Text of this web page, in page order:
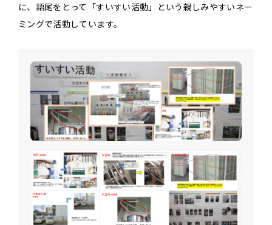
に、語尾をとって「すいすい活動」という親しみやすいネー
ミングで活動しています。